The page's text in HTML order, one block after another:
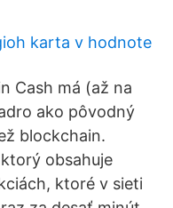
karta v hodnote
Cash má (až na
ako pôvodný
blockchain.
obsahuje
ktoré v sieti